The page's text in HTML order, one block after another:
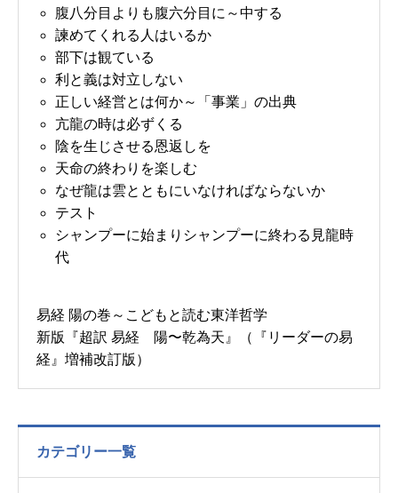
腹八分目よりも腹六分目に～中する
諫めてくれる人はいるか
部下は観ている
利と義は対立しない
正しい経営とは何か～「事業」の出典
亢龍の時は必ずくる
陰を生じさせる恩返しを
天命の終わりを楽しむ
なぜ龍は雲とともにいなければならないか
テスト
シャンプーに始まりシャンプーに終わる見龍時
代
易経 陽の巻～こどもと読む東洋哲学
新版『超訳 易経 陽〜乾為天』（『リーダーの易
経』増補改訂版）
カテゴリー一覧